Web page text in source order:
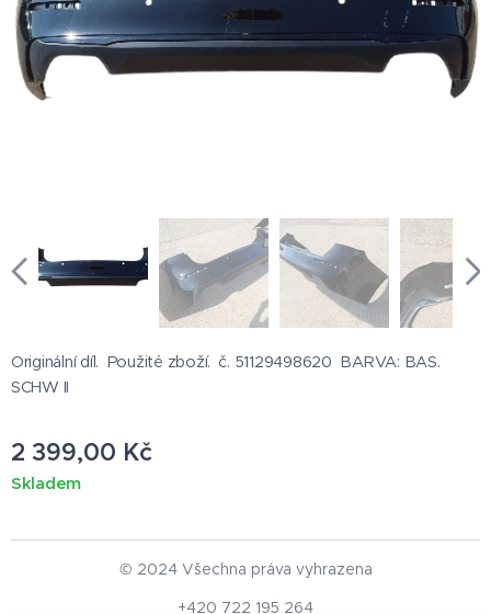
Originální díl. Použité zboží. č. 51129498620 BARVA: BAS.
SCHW II
2 399,00 Kč
Skladem
© 2024 Všechna práva vyhrazena
+420 722 195 264